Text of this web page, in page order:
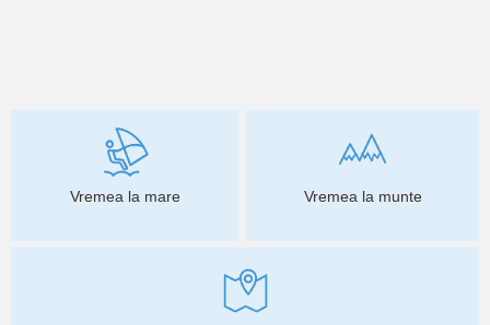
Vremea la mare Vremea la munte